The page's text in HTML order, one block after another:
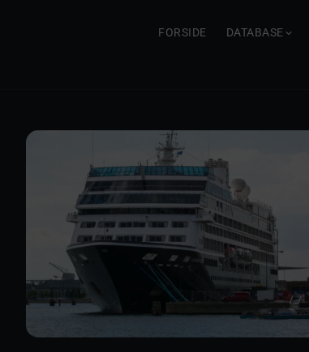
FORSIDE DATABASE